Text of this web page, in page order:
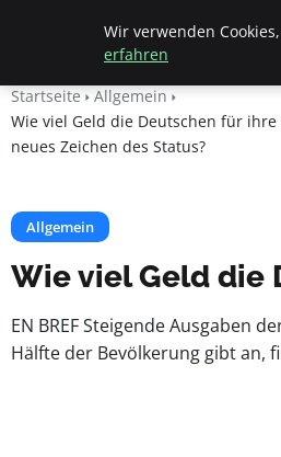
Beyond Surface
Startseite
Allgemein
Wie viel Geld die Deutschen für
neues Zeichen des Status?
Allgemein
Wie viel Geld die
EN BREF Steigende Ausgaben
Hälfte der Bevölkerung gibt an,
Wir verwenden
erfahren